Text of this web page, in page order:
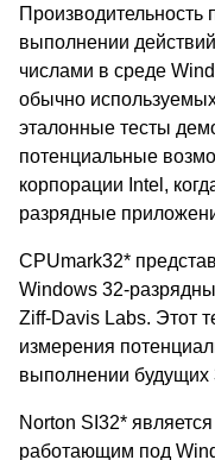
Производительность
выполнении
числами в среде
обычно
эталонные тесты
потенциальные
корпорации Intel,
разрядные
CPUmark32*
Windows 32-
Ziff-Davis Labs. Этот
измерения
выполнении
Norton SI32*
работающим под